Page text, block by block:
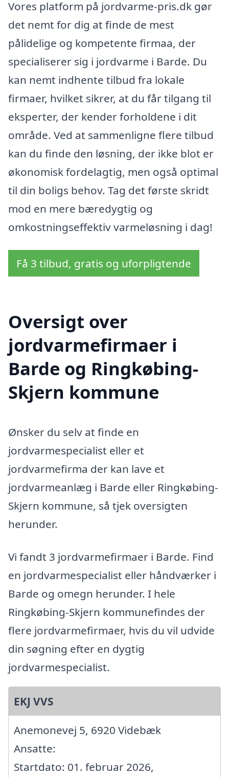
Vores platform på jordvarme-pris.dk gør
det nemt for dig at finde de mest
pålidelige og kompetente firmaa, der
specialiserer sig i jordvarme i Barde. Du
kan nemt indhente tilbud fra lokale
firmaer, hvilket sikrer, at du får tilgang til
eksperter, der kender forholdene i dit
område. Ved at sammenligne flere tilbud
kan du finde den løsning, der ikke blot er
økonomisk fordelagtig, men også optimal
til din boligs behov. Tag det første skridt
mod en mere bæredygtig og
omkostningseffektiv varmeløsning i dag!
Få 3 tilbud, gratis og uforpligtende
Oversigt over
jordvarmefirmaer i
Barde og Ringkøbing-
Skjern kommune
Ønsker du selv at finde en
jordvarmespecialist eller et
jordvarmefirma der kan lave et
jordvarmeanlæg i Barde eller Ringkøbing-
Skjern kommune, så tjek oversigten
herunder.
Vi fandt 3 jordvarmefirmaer i Barde. Find
en jordvarmespecialist eller håndværker i
Barde og omegn herunder. I hele
Ringkøbing-Skjern kommunefindes der
flere jordvarmefirmaer, hvis du vil udvide
din søgning efter en dygtig
jordvarmespecialist.
EKJ VVS
Anemonevej 5, 6920 Videbæk
Ansatte:
Startdato: 01. februar 2026,